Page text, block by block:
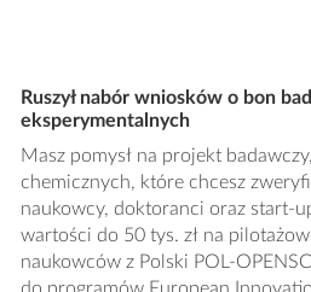
Ruszył nabór wniosków o bon
eksperymentalnych
Masz pomysł na projekt
chemicznych, które chcesz
naukowcy, doktoranci oraz start-
wartości do 50 tys. zł na
naukowców z Polski POL-